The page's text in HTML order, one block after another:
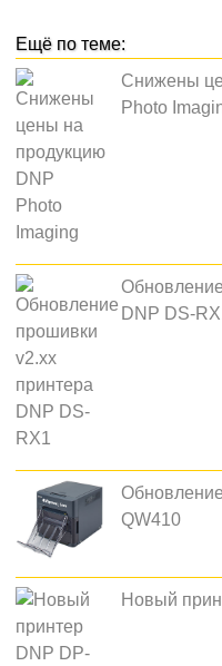
Снижены
Photo
DNP DS-
QW410
Новый